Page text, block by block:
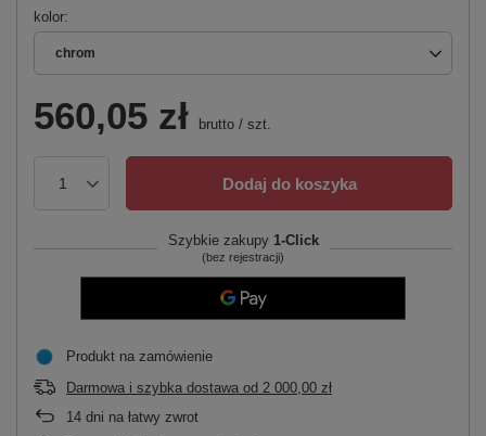
kolor
chrom
560,05 zł brutto / szt.
Dodaj do koszyka
Szybkie zakupy 1-Click
(bez rejestracji)
Produkt na zamówienie
Darmowa i szybka dostawa od 2 000,00 zł
14 dni na łatwy zwrot